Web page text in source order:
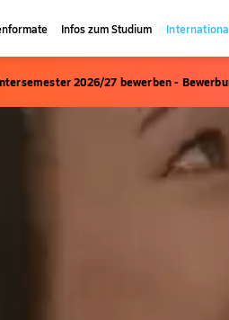
Infos zum Studium
2026/27 bewerben -